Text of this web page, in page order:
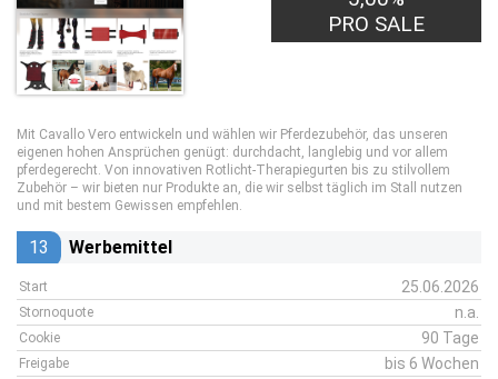
PRO SALE
Mit Cavallo Vero entwickeln und wählen wir Pferdezubehör, das unseren
eigenen hohen Ansprüchen genügt: durchdacht, langlebig und vor allem
pferdegerecht. Von innovativen Rotlicht-Therapiegurten bis zu stilvollem
Zubehör – wir bieten nur Produkte an, die wir selbst täglich im Stall nutzen
und mit bestem Gewissen empfehlen.
13 Werbemittel
Start 25.06.2026
Stornoquote n.a.
Cookie 90 Tage
Freigabe bis 6 Wochen